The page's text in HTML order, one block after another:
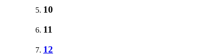
10
11
12